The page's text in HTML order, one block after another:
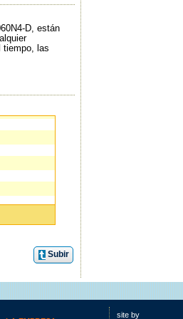
D, están
tiempo, las
Subir
site by